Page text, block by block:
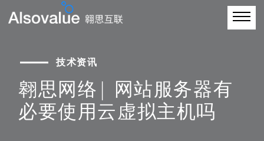
技术资讯
翱思网络| 网站服务器有
必要使用云虚拟主机吗